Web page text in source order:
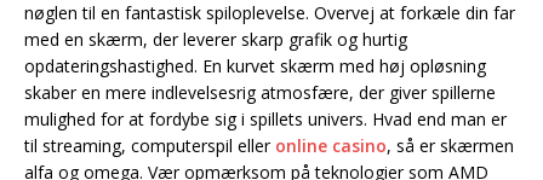
nøglen til en fantastisk spiloplevelse. Overvej at forkæle din far
med en skærm, der leverer skarp grafik og hurtig
opdateringshastighed. En kurvet skærm med høj opløsning
skaber en mere indlevelsesrig atmosfære, der giver spillerne
mulighed for at fordybe sig i spillets univers. Hvad end man er
til streaming, computerspil eller online casino, så er skærmen
alfa og omega. Vær opmærksom på teknologier som AMD